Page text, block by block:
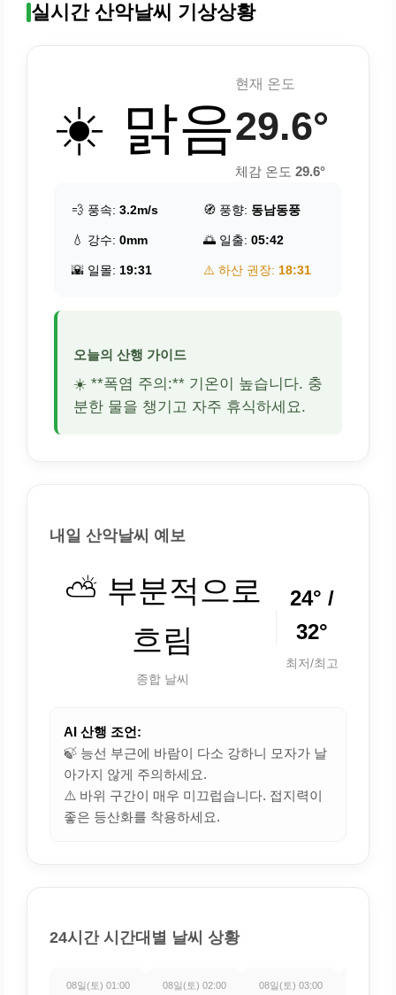
실시간 산악날씨 기상상황
☀️ 맑음
현재 온도
29.6°
체감 온도 29.6°
💨 풍속: 3.2m/s 🧭 풍향: 동남동풍
💧 강수: 0mm 🌅 일출: 05:42
🌇 일몰: 19:31 ⚠️ 하산 권장: 18:31
오늘의 산행 가이드
☀️ **폭염 주의:** 기온이 높습니다. 충
분한 물을 챙기고 자주 휴식하세요.
내일 산악날씨 예보
⛅ 부분적으로
흐림
종합 날씨
24° /
32°
최저/최고
AI 산행 조언:
🍃 능선 부근에 바람이 다소 강하니 모자가 날
아가지 않게 주의하세요.
⚠️ 바위 구간이 매우 미끄럽습니다. 접지력이
좋은 등산화를 착용하세요.
24시간 시간대별 날씨 상황
08일(토) 01:00 08일(토) 02:00 08일(토) 03:00